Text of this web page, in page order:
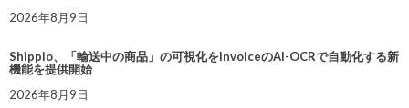
2026年8月9日
Shippio、「輸送中の商品」の可視化をInvoiceのAI-OCRで自動化する新
機能を提供開始
2026年8月9日